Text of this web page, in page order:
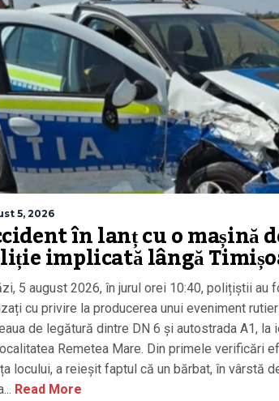
5, 2026
în lanț cu o mașină
implicată lângă
5 august 2026, în jurul orei 10:40, polițiștii au
cu privire la producerea unui eveniment
de legătură dintre DN 6 și autostrada A1, la
Remetea Mare. Din primele verificări
locului, a reieșit faptul că un bărbat, în vârstă
Read More